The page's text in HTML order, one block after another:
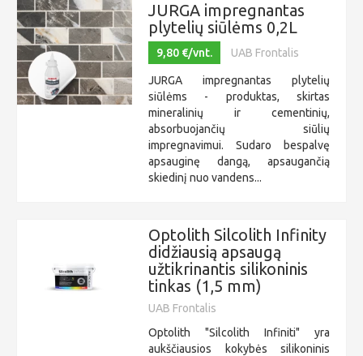
JURGA impregnantas
plytelių siūlėms 0,2L
9,80 €/vnt. UAB Frontalis
JURGA impregnantas plytelių
siūlėms - produktas, skirtas
mineralinių ir cementinių,
absorbuojančių siūlių
impregnavimui. Sudaro bespalvę
apsauginę dangą, apsaugančią
skiedinį nuo vandens...
Optolith Silcolith Infinity
didžiausią apsaugą
užtikrinantis silikoninis
tinkas (1,5 mm)
UAB Frontalis
Optolith "Silcolith Infiniti" yra
aukščiausios kokybės silikoninis